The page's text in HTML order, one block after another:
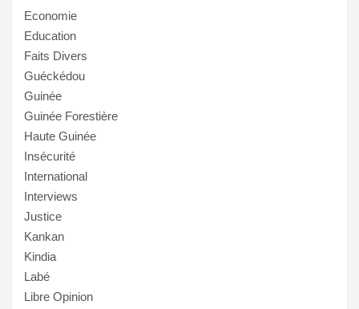
Economie
Education
Faits Divers
Guéckédou
Guinée
Guinée Forestière
Haute Guinée
Insécurité
International
Interviews
Justice
Kankan
Kindia
Labé
Libre Opinion